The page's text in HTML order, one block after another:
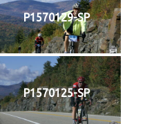
P1570129-SP
P1570125-SP